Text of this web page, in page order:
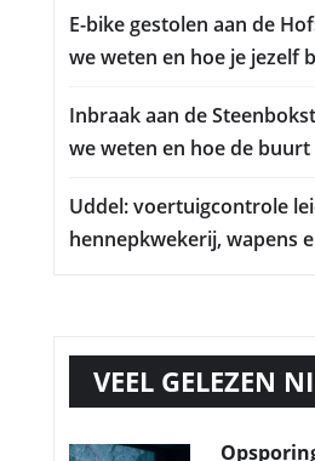
E-bike gestolen aan de
we weten en hoe je jezelf
Inbraak aan de
we weten en hoe de buurt
Uddel: voertuigcontrole
hennepkwekerij, wapens
VEEL GELEZEN